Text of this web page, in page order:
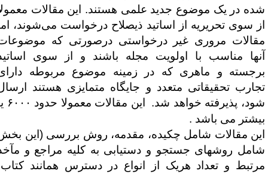
در یک موضوع جدید علمی هستند. این مقالات معمولاً
سوی تحریریه از اساتید ذیصلاح درخواست می‌شوند، اما
مروری غیر درخواستی درصورتی که موضوعات
مناسب با اولویت مجله باشند و از سوی اساتید
و ماهری که در زمینه
موضوع مربوطه دارای
تحقیقاتی متعدد و جایگاه متمایزی هستند ارسال
پذیرفته خواهد شد. این مقالات
معمولا حدود ۶۰۰۰ یا
می باشد .
مقالات شامل چکیده، مقدمه، روش بررسی (این بخش
روشهای جستجو و دستیابی به کلیه مراجع و مآخذ
و تعداد هریک از انواع در دسترس همانند کتاب،